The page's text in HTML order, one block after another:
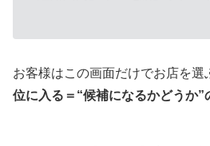
お客様はこの画面だけでお店を選
位に入る＝“候補になるかどうか”